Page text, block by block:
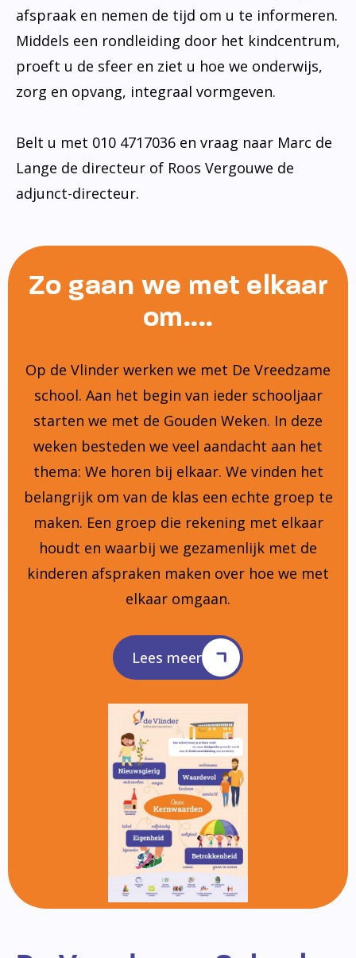
afspraak en nemen de tijd om u te informeren.
Middels een rondleiding door het kindcentrum,
proeft u de sfeer en ziet u hoe we onderwijs,
zorg en opvang, integraal vormgeven.
Belt u met 010 4717036 en vraag naar Marc de
Lange de directeur of Roos Vergouwe de
adjunct-directeur.
Zo gaan we met elkaar
om....
Op de Vlinder werken we met De Vreedzame
school. Aan het begin van ieder schooljaar
starten we met de Gouden Weken. In deze
weken besteden we veel aandacht aan het
thema: We horen bij elkaar. We vinden het
belangrijk om van de klas een echte groep te
maken. Een groep die rekening met elkaar
houdt en waarbij we gezamenlijk met de
kinderen afspraken maken over hoe we met
elkaar omgaan.
Lees meer